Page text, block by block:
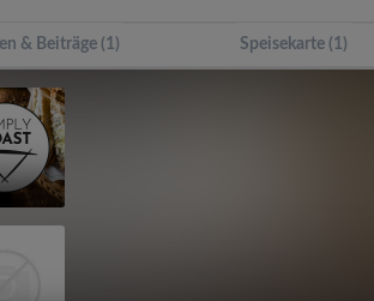
& Beiträge (1) Speisekarte (1)